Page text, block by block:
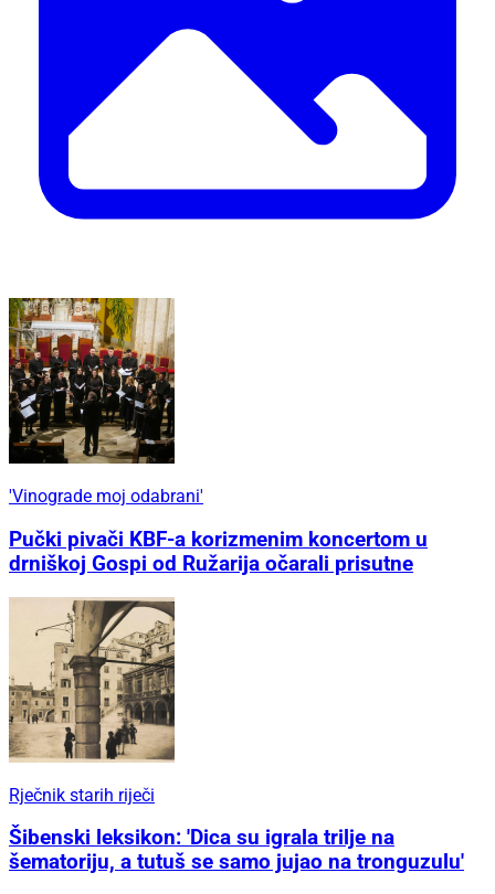
'Vinograde moj odabrani'
Pučki pivači KBF-a korizmenim koncertom u
drniškoj Gospi od Ružarija očarali prisutne
Rječnik starih riječi
Šibenski leksikon: 'Dica su igrala trilje na
šematoriju, a tutuš se samo jujao na tronguzulu'